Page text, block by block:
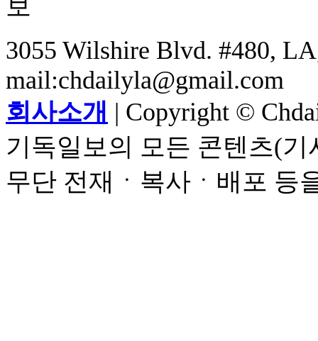
3055 Wilshire Blvd. #480,
mail:chdailyla@gmail.com
회사소개 | Copyright ©
기독일보의 모든 콘텐츠(
무단 전재ㆍ복사ㆍ배포 등